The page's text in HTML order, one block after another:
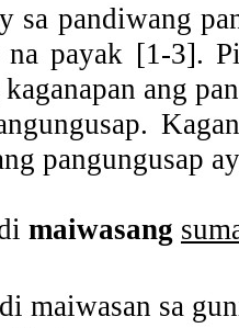
sa pandiwang
na payak [1-3].
ang
pangungusap
maiwasang
maiwasan sa